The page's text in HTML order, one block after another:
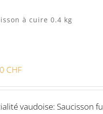
à cuire 0.4 kg
CHF
vaudoise: Saucisson